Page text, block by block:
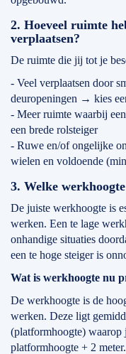
2. Hoeveel ruimte
verplaatsen?
De ruimte die jij tot je
- Veel verplaatsen door
deuropeningen → kies
- Meer ruimte waarbij
een brede rolsteiger
- Ruwe en/of ongelijke
wielen en voldoende
3. Welke
De juiste werkhoogte is
werken. Een te lage
onhandige situaties
een te hoge steiger is
Wat is werkhoogte nu
De werkhoogte is de
werken. Deze ligt
(platformhoogte) waarop
platformhoogte + 2 meter.